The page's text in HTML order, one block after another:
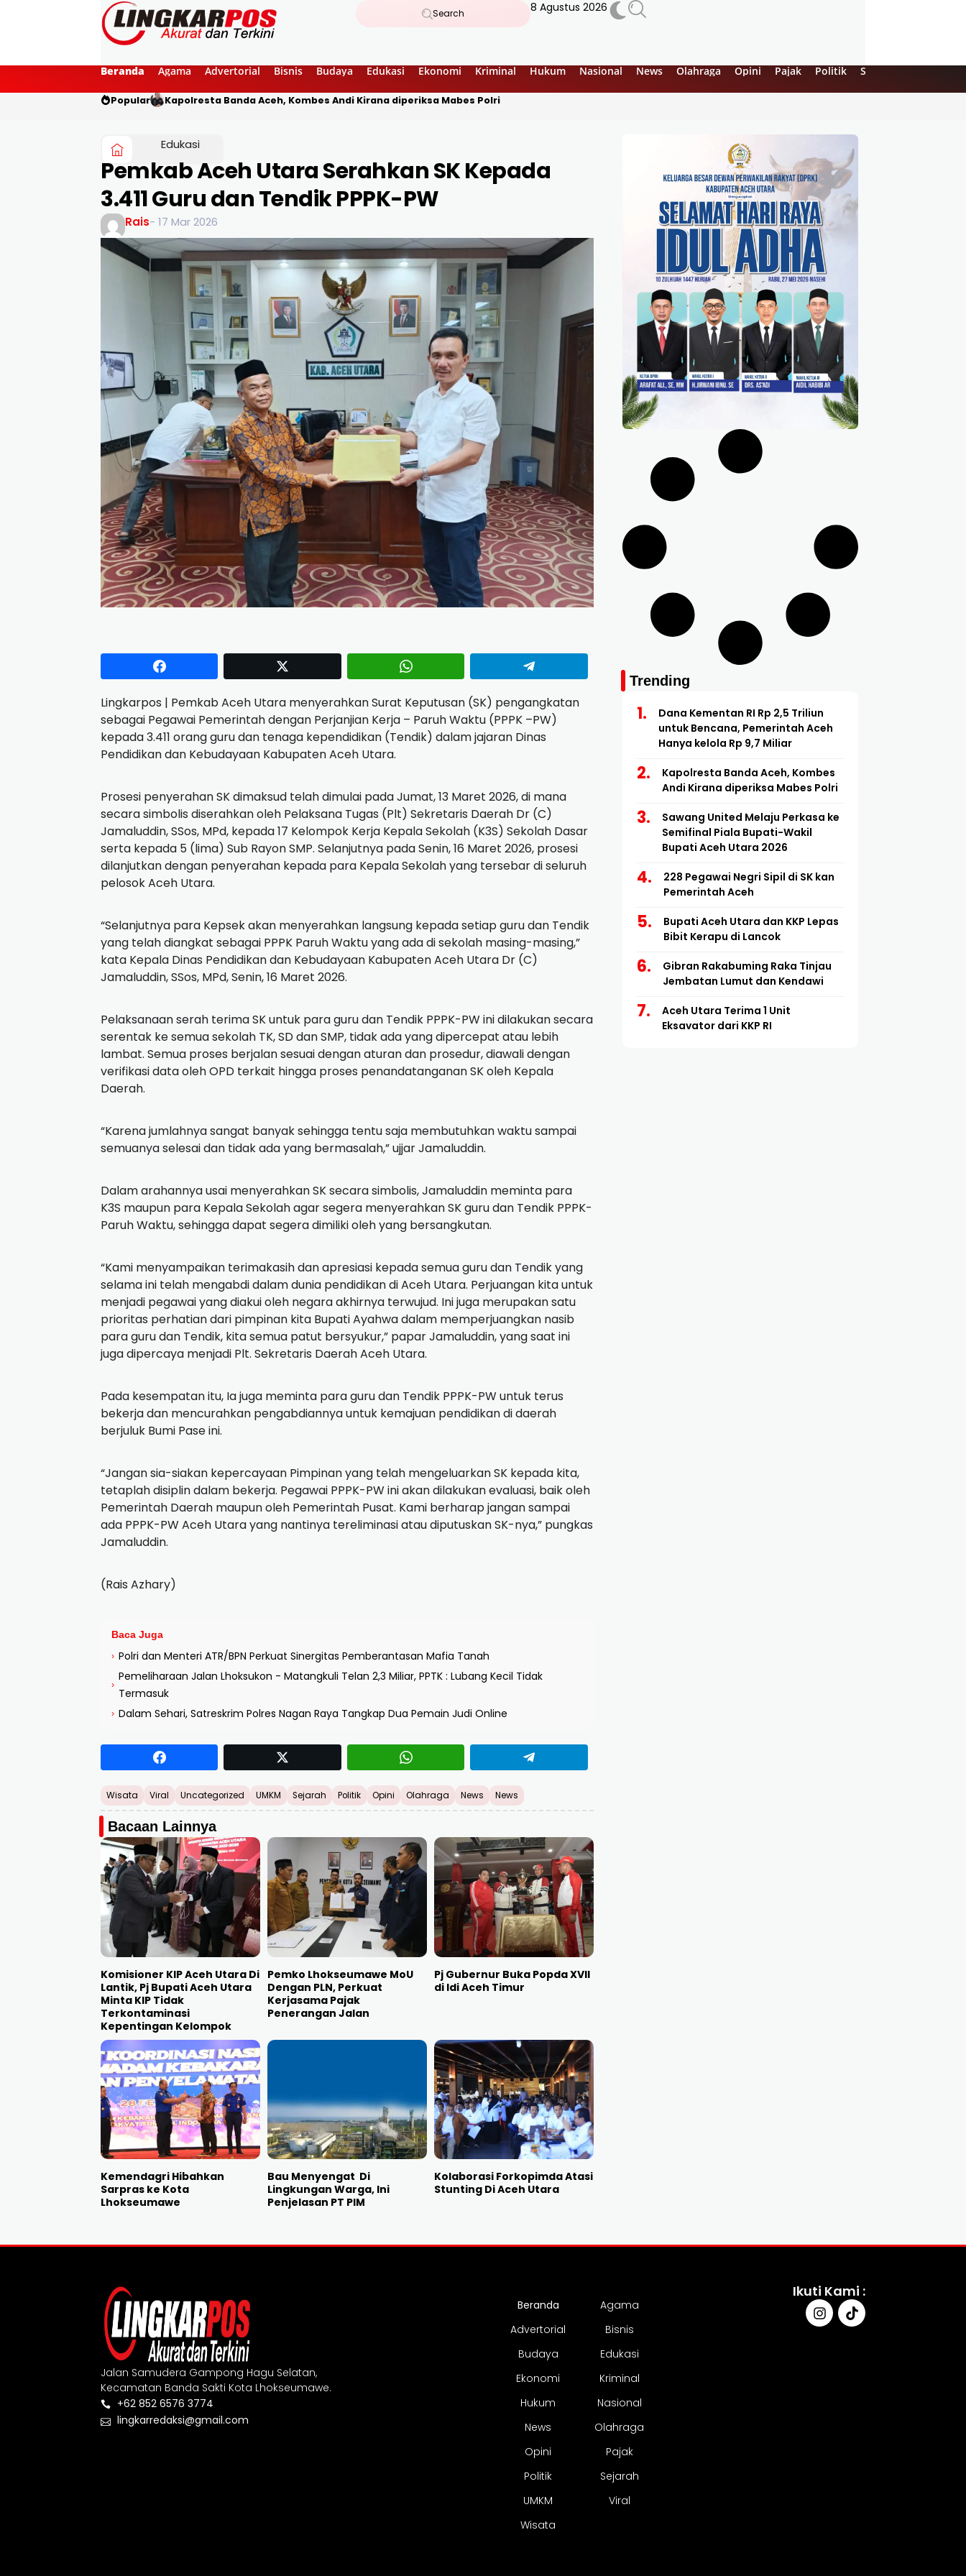
Search 8 Agustus 2026
Beranda Agama Advertorial Bisnis Budaya Edukasi Ekonomi Kriminal Hukum Nasional News Olahraga Opini Pajak Politik Sejarah
Popular Kapolresta Banda Aceh, Kombes Andi Kirana diperiksa Mabes Polri
Edukasi
Pemkab Aceh Utara Serahkan SK Kepada
3.411 Guru dan Tendik PPPK-PW
Rais- 17 Mar 2026
Lingkarpos | Pemkab Aceh Utara menyerahkan Surat Keputusan (SK) pengangkatan
sebagai Pegawai Pemerintah dengan Perjanjian Kerja – Paruh Waktu (PPPK –PW)
kepada 3.411 orang guru dan tenaga kependidikan (Tendik) dalam jajaran Dinas
Pendidikan dan Kebudayaan Kabupaten Aceh Utara.
Prosesi penyerahan SK dimaksud telah dimulai pada Jumat, 13 Maret 2026, di mana
secara simbolis diserahkan oleh Pelaksana Tugas (Plt) Sekretaris Daerah Dr (C)
Jamaluddin, SSos, MPd, kepada 17 Kelompok Kerja Kepala Sekolah (K3S) Sekolah Dasar
serta kepada 5 (lima) Sub Rayon SMP. Selanjutnya pada Senin, 16 Maret 2026, prosesi
dilanjutkan dengan penyerahan kepada para Kepala Sekolah yang tersebar di seluruh
pelosok Aceh Utara.
“Selanjutnya para Kepsek akan menyerahkan langsung kepada setiap guru dan Tendik
yang telah diangkat sebagai PPPK Paruh Waktu yang ada di sekolah masing-masing,”
kata Kepala Dinas Pendidikan dan Kebudayaan Kabupaten Aceh Utara Dr (C)
Jamaluddin, SSos, MPd, Senin, 16 Maret 2026.
Pelaksanaan serah terima SK untuk para guru dan Tendik PPPK-PW ini dilakukan secara
serentak ke semua sekolah TK, SD dan SMP, tidak ada yang dipercepat atau lebih
lambat. Semua proses berjalan sesuai dengan aturan dan prosedur, diawali dengan
verifikasi data oleh OPD terkait hingga proses penandatanganan SK oleh Kepala
Daerah.
“Karena jumlahnya sangat banyak sehingga tentu saja membutuhkan waktu sampai
semuanya selesai dan tidak ada yang bermasalah,” ujjar Jamaluddin.
Dalam arahannya usai menyerahkan SK secara simbolis, Jamaluddin meminta para
K3S maupun para Kepala Sekolah agar segera menyerahkan SK guru dan Tendik PPPK-
Paruh Waktu, sehingga dapat segera dimiliki oleh yang bersangkutan.
“Kami menyampaikan terimakasih dan apresiasi kepada semua guru dan Tendik yang
selama ini telah mengabdi dalam dunia pendidikan di Aceh Utara. Perjuangan kita untuk
menjadi pegawai yang diakui oleh negara akhirnya terwujud. Ini juga merupakan satu
prioritas perhatian dari pimpinan kita Bupati Ayahwa dalam memperjuangkan nasib
para guru dan Tendik, kita semua patut bersyukur,” papar Jamaluddin, yang saat ini
juga dipercaya menjadi Plt. Sekretaris Daerah Aceh Utara.
Pada kesempatan itu, Ia juga meminta para guru dan Tendik PPPK-PW untuk terus
bekerja dan mencurahkan pengabdiannya untuk kemajuan pendidikan di daerah
berjuluk Bumi Pase ini.
“Jangan sia-siakan kepercayaan Pimpinan yang telah mengeluarkan SK kepada kita,
tetaplah disiplin dalam bekerja. Pegawai PPPK-PW ini akan dilakukan evaluasi, baik oleh
Pemerintah Daerah maupun oleh Pemerintah Pusat. Kami berharap jangan sampai
ada PPPK-PW Aceh Utara yang nantinya tereliminasi atau diputuskan SK-nya,” pungkas
Jamaluddin.
(Rais Azhary)
Baca Juga
› Polri dan Menteri ATR/BPN Perkuat Sinergitas Pemberantasan Mafia Tanah
›
Pemeliharaan Jalan Lhoksukon - Matangkuli Telan 2,3 Miliar, PPTK : Lubang Kecil Tidak
Termasuk
› Dalam Sehari, Satreskrim Polres Nagan Raya Tangkap Dua Pemain Judi Online
Wisata Viral Uncategorized UMKM Sejarah Politik Opini Olahraga News News
Bacaan Lainnya
Komisioner KIP Aceh Utara Di
Lantik, Pj Bupati Aceh Utara
Minta KIP Tidak
Terkontaminasi
Kepentingan Kelompok
Pemko Lhokseumawe MoU
Dengan PLN, Perkuat
Kerjasama Pajak
Penerangan Jalan
Pj Gubernur Buka Popda XVII
di Idi Aceh Timur
Kemendagri Hibahkan
Sarpras ke Kota
Lhokseumawe
Bau Menyengat Di
Lingkungan Warga, Ini
Penjelasan PT PIM
Kolaborasi Forkopimda Atasi
Stunting Di Aceh Utara
Trending
Dana Kementan RI Rp 2,5 Triliun
untuk Bencana, Pemerintah Aceh
Hanya kelola Rp 9,7 Miliar
Kapolresta Banda Aceh, Kombes
Andi Kirana diperiksa Mabes Polri
Sawang United Melaju Perkasa ke
Semifinal Piala Bupati-Wakil
Bupati Aceh Utara 2026
228 Pegawai Negri Sipil di SK kan
Pemerintah Aceh
Bupati Aceh Utara dan KKP Lepas
Bibit Kerapu di Lancok
Gibran Rakabuming Raka Tinjau
Jembatan Lumut dan Kendawi
Aceh Utara Terima 1 Unit
Eksavator dari KKP RI
Jalan Samudera Gampong Hagu Selatan,
Kecamatan Banda Sakti Kota Lhokseumawe.
+62 852 6576 3774
lingkarredaksi@gmail.com
Beranda
Agama
Advertorial
Bisnis
Budaya
Edukasi
Ekonomi
Kriminal
Hukum
Nasional
News
Olahraga
Opini
Pajak
Politik
Sejarah
UMKM
Viral
Wisata
Ikuti Kami :